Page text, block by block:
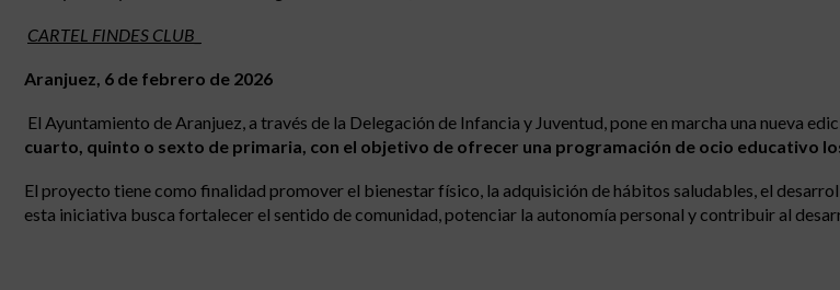
CARTEL FINDES CLUB_
Aranjuez, 6 de febrero de 2026
El Ayuntamiento de Aranjuez, a través de la Delegación de Infancia y Juventud, pone en marcha una nueva
cuarto, quinto o sexto de primaria, con el objetivo de ofrecer una programación de ocio educativo
El proyecto tiene como finalidad promover el bienestar físico, la adquisición de hábitos saludables, el
esta iniciativa busca fortalecer el sentido de comunidad, potenciar la autonomía personal y contribuir al